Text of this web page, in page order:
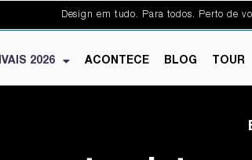
Design em tudo. Para todos. Perto de
2026 ACONTECE BLOG TOUR